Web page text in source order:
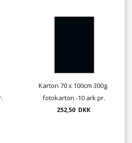
Karton 70 x 100cm 300g.
fotokarton -10 ark pr.
pose
252,50 DKK